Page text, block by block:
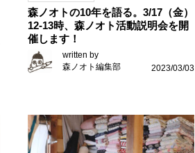
森ノオトの10年を語る。3/17（金）
12-13時、森ノオト活動説明会を開
催します！
written by
森ノオト編集部
2023/03/03